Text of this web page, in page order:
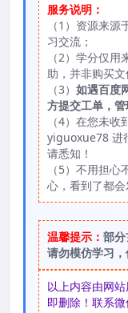
服务说明：
（1）资源来
习交流；
（2）学分仅
助，并非购买
（3） 如遇百度
方提交工单，
（4）在您未
yiguoxue78 进
请悉知！
（5）不用担
心，看到了都会
温馨提示： 部
请勿模仿学习，
以上内容由网
即删除！联系